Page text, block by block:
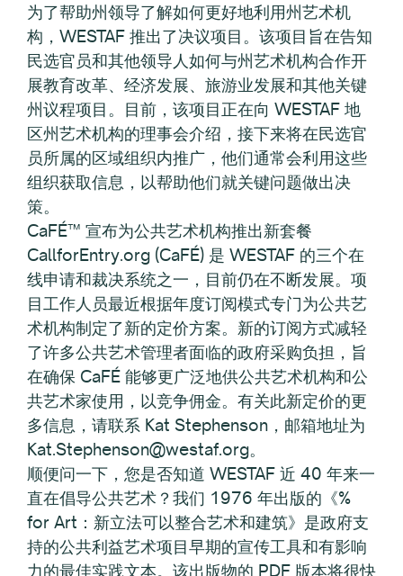
为了帮助州领导了解如何更好地利用州艺术机
构，WESTAF 推出了决议项目。该项目旨在告知
民选官员和其他领导人如何与州艺术机构合作开
展教育改革、经济发展、旅游业发展和其他关键
州议程项目。目前，该项目正在向 WESTAF 地
区州艺术机构的理事会介绍，接下来将在民选官
员所属的区域组织内推广，他们通常会利用这些
组织获取信息，以帮助他们就关键问题做出决
策。
CaFÉ™ 宣布为公共艺术机构推出新套餐
CallforEntry.org (CaFÉ) 是 WESTAF 的三个在
线申请和裁决系统之一，目前仍在不断发展。项
目工作人员最近根据年度订阅模式专门为公共艺
术机构制定了新的定价方案。新的订阅方式减轻
了许多公共艺术管理者面临的政府采购负担，旨
在确保 CaFÉ 能够更广泛地供公共艺术机构和公
共艺术家使用，以竞争佣金。有关此新定价的更
多信息，请联系 Kat Stephenson，邮箱地址为
Kat.Stephenson@westaf.org。
顺便问一下，您是否知道 WESTAF 近 40 年来一
直在倡导公共艺术？我们 1976 年出版的《%
for Art：新立法可以整合艺术和建筑》是政府支
持的公共利益艺术项目早期的宣传工具和有影响
力的最佳实践文本。该出版物的 PDF 版本将很快